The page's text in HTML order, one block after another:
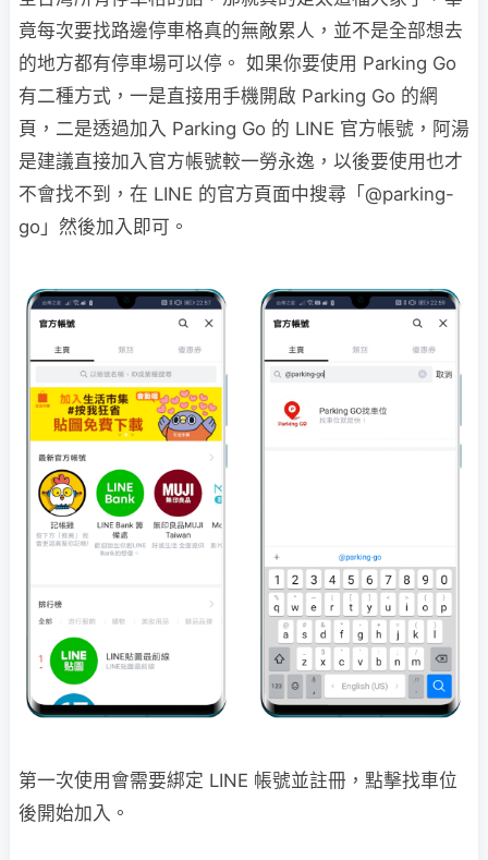
竟每次要找路邊停車格真的無敵累人，並不是全部想去
的地方都有停車場可以停。 如果你要使用 Parking Go
有二種方式，一是直接用手機開啟 Parking Go 的網
頁，二是透過加入 Parking Go 的 LINE 官方帳號，阿湯
是建議直接加入官方帳號較一勞永逸，以後要使用也才
不會找不到，在 LINE 的官方頁面中搜尋「@parking-
go」然後加入即可。
第一次使用會需要綁定 LINE 帳號並註冊，點擊找車位
後開始加入。